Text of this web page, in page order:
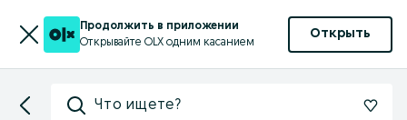
Продолжить в приложении
Открывайте OLX одним касанием
Открыть
Что ищете?